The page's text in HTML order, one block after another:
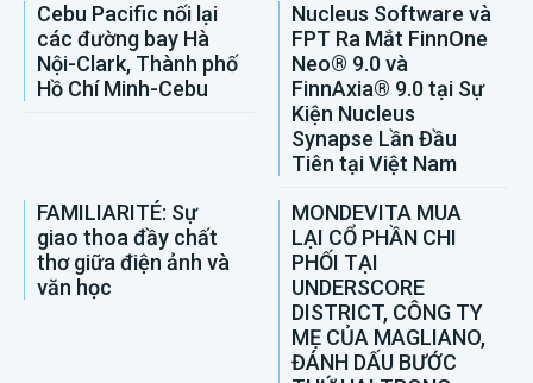
Cebu Pacific nối lại
các đường bay Hà
Nội-Clark, Thành phố
Hồ Chí Minh-Cebu
Nucleus Software và
FPT Ra Mắt FinnOne
Neo® 9.0 và
FinnAxia® 9.0 tại Sự
Kiện Nucleus
Synapse Lần Đầu
Tiên tại Việt Nam
FAMILIARITÉ: Sự
giao thoa đầy chất
thơ giữa điện ảnh và
văn học
MONDEVITA MUA
LẠI CỔ PHẦN CHI
PHỐI TẠI
UNDERSCORE
DISTRICT, CÔNG TY
MẸ CỦA MAGLIANO,
ĐÁNH DẤU BƯỚC